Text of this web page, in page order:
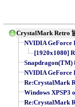
CrystalMark Retro
NVIDIA GeForce
[1920x1080]
Snapdragon(TM)
NVIDIA GeForce
Re:CrystalMark
Windows XPSP3
Re:CrystalMark